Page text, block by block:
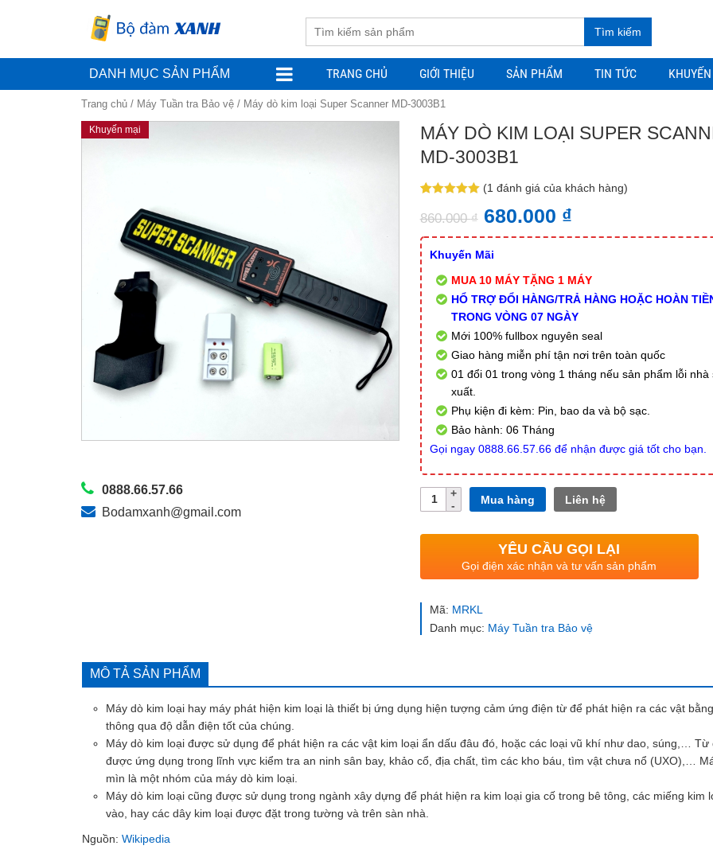
Tìm kiếm
DANH MỤC SẢN PHẨM TRANG CHỦ GIỚI THIỆU SẢN PHẨM TIN TỨC
Trang chủ / Máy Tuần tra Bảo vệ / Máy dò kim loại Super Scanner MD-3003B1
Khuyến mại
0888.66.57.66
Bodamxanh@gmail.com
MÁY DÒ KIM LOẠI SUPER
MD-3003B1
dựa trên
đánh giá
(1 đánh giá của khách hàng)
860.000₫ 680.000 ₫
Khuyến Mãi
MUA 10 MÁY TẶNG 1 MÁY
HỔ TRỢ ĐỔI HÀNG/TRẢ HÀNG HOẶC HOÀN
TRONG VÒNG 07 NGÀY
Mới 100% fullbox nguyên seal
Giao hàng miễn phí tận nơi trên toàn quốc
01 đổi 01 trong vòng 1 tháng nếu sản phẩm lỗi nhà
xuất.
Phụ kiện đi kèm: Pin, bao da và bộ sạc.
Bảo hành: 06 Tháng
Gọi ngay 0888.66.57.66 để nhận được giá tốt cho bạn.
Số
lượng
Mua hàng Liên hệ
YÊU CẦU GỌI LẠI
Gọi điện xác nhận và tư vấn sản phẩm
Mã: MRKL
Danh mục: Máy Tuần tra Bảo vệ
MÔ TẢ SẢN PHẨM
Máy dò kim loại hay máy phát hiện kim loại là thiết bị ứng dụng hiện tượng cảm ứng điện từ để phát hiện ra các vật
thông qua độ dẫn điện tốt của chúng.
Máy dò kim loại được sử dụng để phát hiện ra các vật kim loại ẩn dấu đâu đó, hoặc các loại vũ khí như dao, súng,… Từ
được ứng dụng trong lĩnh vực kiểm tra an ninh sân bay, khảo cổ, địa chất, tìm các kho báu, tìm vật chưa nổ (UXO),…
mìn là một nhóm của máy dò kim loại.
Máy dò kim loại cũng được sử dụng trong ngành xây dựng để phát hiện ra kim loại gia cố trong bê tông, các miếng kim
vào, hay các dây kim loại được đặt trong tường và trên sàn nhà.
Nguồn: Wikipedia